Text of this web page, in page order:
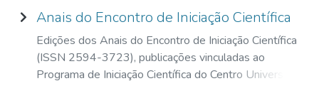
Anais do Encontro de Iniciação Científica
Edições dos Anais do Encontro de Iniciação Científica
(ISSN 2594-3723), publicações vinculadas ao
Programa de Iniciação Científica do Centro Universitário